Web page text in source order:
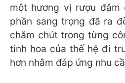
một hương vị rượu đậm
phần sang trọng đã ra
chăm chút trong từng
tinh hoa của thế hệ đi
hơn nhằm đáp ứng nhu